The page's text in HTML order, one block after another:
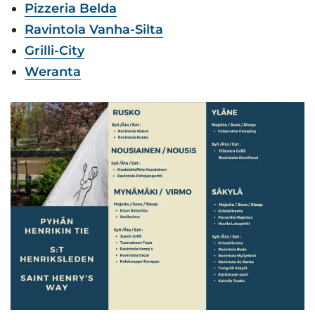
Pizzeria Belda
Ravintola Vanha-Silta
Grilli-City
Weranta